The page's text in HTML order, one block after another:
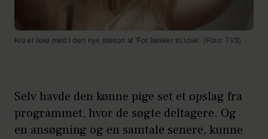
Kia er ikke med i den nye sæson af 'For lækker til love'. (Foto: TV3)
Selv havde den kønne pige set et opslag fra
programmet, hvor de søgte deltagere. Og
en ansøgning og en samtale senere, kunne